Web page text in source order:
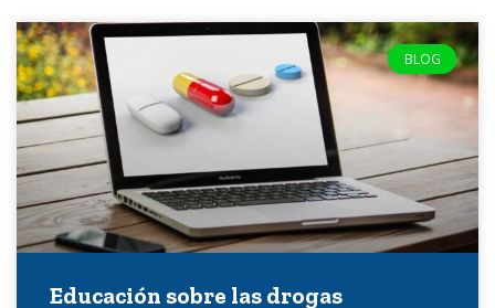
BLOG
Educación sobre las drogas